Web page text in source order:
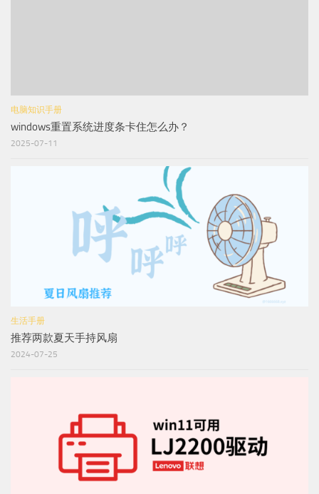
电脑知识手册
windows重置系统进度条卡住怎么办？
2025-07-11
生活手册
推荐两款夏天手持风扇
2024-07-25